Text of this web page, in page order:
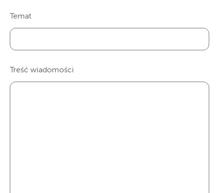
Temat
Treść wiadomości